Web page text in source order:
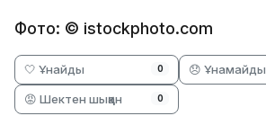
Фото: © istockphoto.com
🤍 Ұнайды 0 😞 Ұнамайды
😡 Шектен шыққан 0